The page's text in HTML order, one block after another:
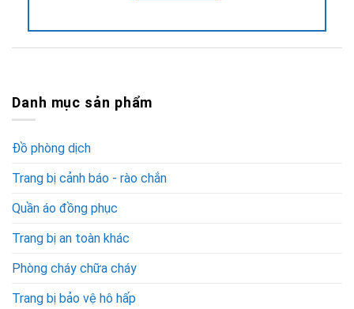
Danh mục sản phẩm
Đồ phòng dịch
Trang bị cảnh báo - rào chắn
Quần áo đồng phục
Trang bị an toàn khác
Phòng cháy chữa cháy
Trang bị bảo vệ hô hấp